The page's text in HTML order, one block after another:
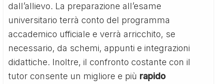
dall’allievo. La preparazione all’esame
universitario terrà conto del programma
accademico ufficiale e verrà arricchito, se
necessario, da schemi, appunti e integrazioni
didattiche. Inoltre, il confronto costante con il
tutor consente un migliore e più rapido